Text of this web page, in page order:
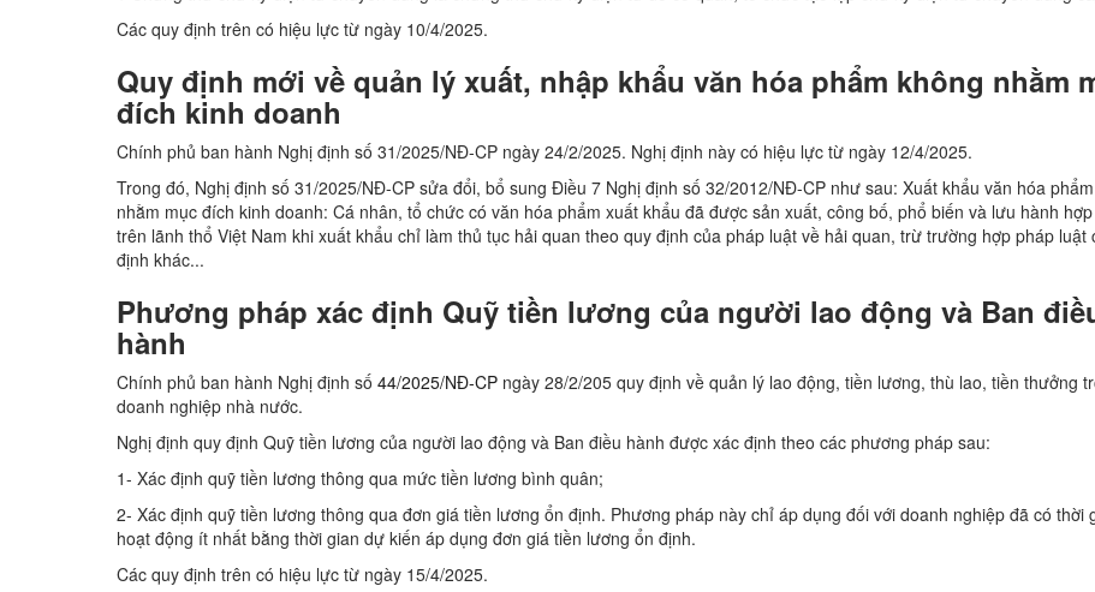
Các quy định trên có hiệu lực từ ngày 10/4/2025.
Quy định mới về quản lý xuất, nhập khẩu văn hóa phẩm không nhằm
đích kinh doanh
Chính phủ ban hành Nghị định số 31/2025/NĐ-CP ngày 24/2/2025. Nghị định này có hiệu lực từ ngày 12/4/2025.
Trong đó, Nghị định số 31/2025/NĐ-CP sửa đổi, bổ sung Điều 7 Nghị định số 32/2012/NĐ-CP như sau: Xuất khẩu văn hóa
nhằm mục đích kinh doanh: Cá nhân, tổ chức có văn hóa phẩm xuất khẩu đã được sản xuất, công bố, phổ biến và lưu hành
trên lãnh thổ Việt Nam khi xuất khẩu chỉ làm thủ tục hải quan theo quy định của pháp luật về hải quan, trừ trường hợp pháp luật
định khác...
Phương pháp xác định Quỹ tiền lương của người lao động và Ban
hành
Chính phủ ban hành Nghị định số 44/2025/NĐ-CP ngày 28/2/205 quy định về quản lý lao động, tiền lương, thù lao, tiền thưởng
doanh nghiệp nhà nước.
Nghị định quy định Quỹ tiền lương của người lao động và Ban điều hành được xác định theo các phương pháp sau:
1- Xác định quỹ tiền lương thông qua mức tiền lương bình quân;
2- Xác định quỹ tiền lương thông qua đơn giá tiền lương ổn định. Phương pháp này chỉ áp dụng đối với doanh nghiệp đã có thời
hoạt động ít nhất bằng thời gian dự kiến áp dụng đơn giá tiền lương ổn định.
Các quy định trên có hiệu lực từ ngày 15/4/2025.